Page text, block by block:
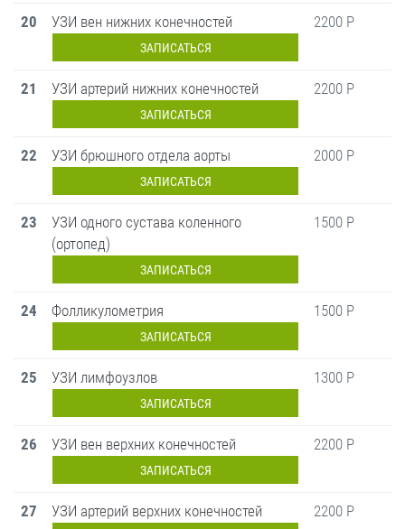
20 УЗИ вен нижних конечностей
ЗАПИСАТЬСЯ
2200 Р
21 УЗИ артерий нижних конечностей
ЗАПИСАТЬСЯ
2200 Р
22 УЗИ брюшного отдела аорты
ЗАПИСАТЬСЯ
2000 Р
23
УЗИ одного сустава коленного
(ортопед)
ЗАПИСАТЬСЯ
1500 Р
24 Фолликулометрия
ЗАПИСАТЬСЯ
1500 Р
25 УЗИ лимфоузлов
ЗАПИСАТЬСЯ
1300 Р
26 УЗИ вен верхних конечностей
ЗАПИСАТЬСЯ
2200 Р
27 УЗИ артерий верхних конечностей 2200 Р